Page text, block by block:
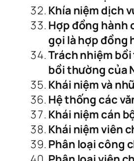
Khía niệm dịch
Hợp đồng hành
gọi là hợp đồng
Trách nhiệm
bồi thường của
Khái niệm và
Hệ thống các
Khái niệm cán
Khái niệm viên
Phân loại công